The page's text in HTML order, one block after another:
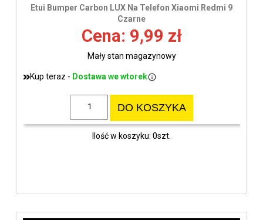
Etui Bumper Carbon LUX Na Telefon Xiaomi Redmi 9
Czarne
Cena: 9,99 zł
Mały stan magazynowy
Kup teraz - Dostawa we wtorek
DO KOSZYKA
Ilość w koszyku: 0szt.